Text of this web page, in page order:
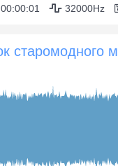
00:00:01 32000Hz